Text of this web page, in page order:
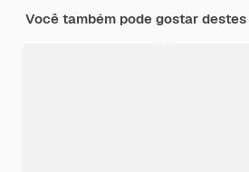
Você também pode gostar